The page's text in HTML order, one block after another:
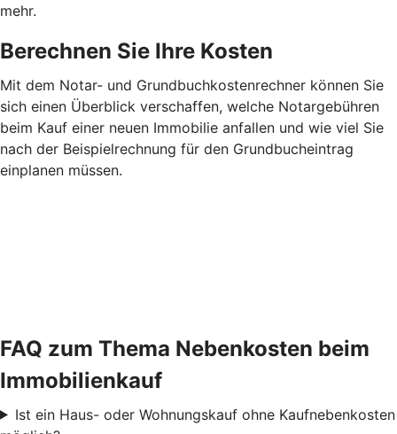
mehr.
Berechnen Sie Ihre Kosten
Mit dem Notar- und Grundbuchkostenrechner können Sie
sich einen Überblick verschaffen, welche Notargebühren
beim Kauf einer neuen Immobilie anfallen und wie viel Sie
nach der Beispielrechnung für den Grundbucheintrag
einplanen müssen.
FAQ zum Thema Nebenkosten beim
Immobilienkauf
Ist ein Haus- oder Wohnungskauf ohne Kaufnebenkosten